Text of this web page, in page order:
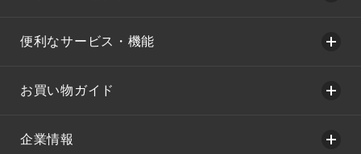
便利なサービス・機能
お買い物ガイド
企業情報